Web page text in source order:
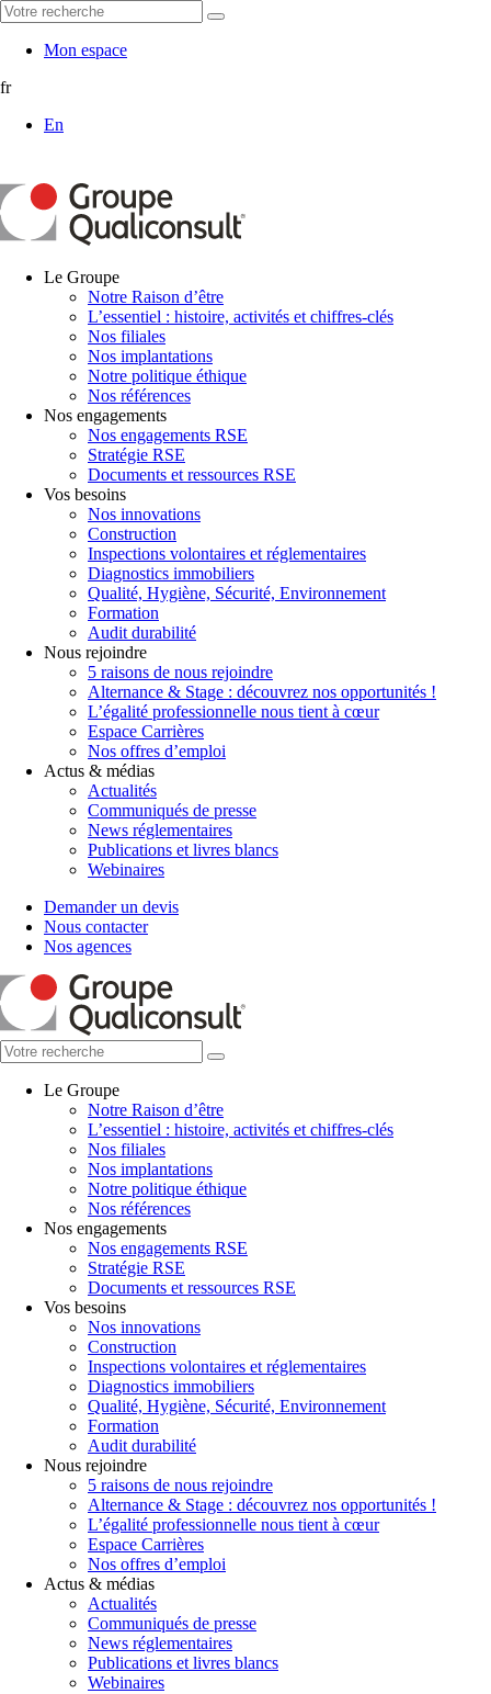
Mon espace
fr
En
Le Groupe
Notre Raison d’être
L’essentiel : histoire, activités et chiffres-clés
Nos filiales
Nos implantations
Notre politique éthique
Nos références
Nos engagements
Nos engagements RSE
Stratégie RSE
Documents et ressources RSE
Vos besoins
Nos innovations
Construction
Inspections volontaires et réglementaires
Diagnostics immobiliers
Qualité, Hygiène, Sécurité, Environnement
Formation
Audit durabilité
Nous rejoindre
5 raisons de nous rejoindre
Alternance & Stage : découvrez nos opportunités !
L’égalité professionnelle nous tient à cœur
Espace Carrières
Nos offres d’emploi
Actus & médias
Actualités
Communiqués de presse
News réglementaires
Publications et livres blancs
Webinaires
Demander un devis
Nous contacter
Nos agences
Le Groupe
Notre Raison d’être
L’essentiel : histoire, activités et chiffres-clés
Nos filiales
Nos implantations
Notre politique éthique
Nos références
Nos engagements
Nos engagements RSE
Stratégie RSE
Documents et ressources RSE
Vos besoins
Nos innovations
Construction
Inspections volontaires et réglementaires
Diagnostics immobiliers
Qualité, Hygiène, Sécurité, Environnement
Formation
Audit durabilité
Nous rejoindre
5 raisons de nous rejoindre
Alternance & Stage : découvrez nos opportunités !
L’égalité professionnelle nous tient à cœur
Espace Carrières
Nos offres d’emploi
Actus & médias
Actualités
Communiqués de presse
News réglementaires
Publications et livres blancs
Webinaires